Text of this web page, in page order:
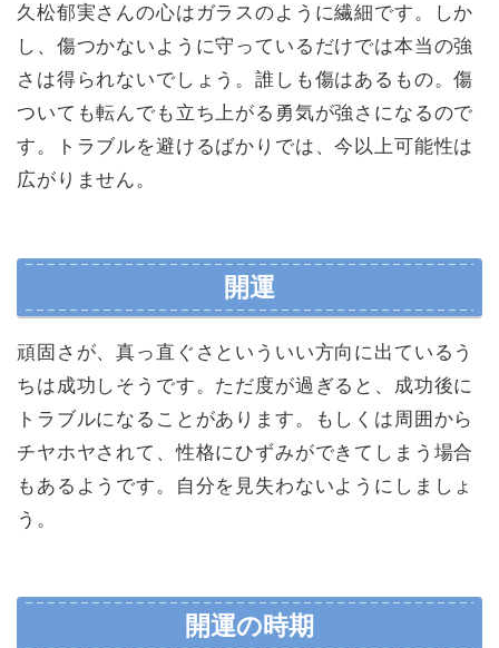
久松郁実さんの心はガラスのように繊細です。しか
し、傷つかないように守っているだけでは本当の強
さは得られないでしょう。誰しも傷はあるもの。傷
ついても転んでも立ち上がる勇気が強さになるので
す。トラブルを避けるばかりでは、今以上可能性は
広がりません。
開運
頑固さが、真っ直ぐさといういい方向に出ているう
ちは成功しそうです。ただ度が過ぎると、成功後に
トラブルになることがあります。もしくは周囲から
チヤホヤされて、性格にひずみができてしまう場合
もあるようです。自分を見失わないようにしましょ
う。
開運の時期